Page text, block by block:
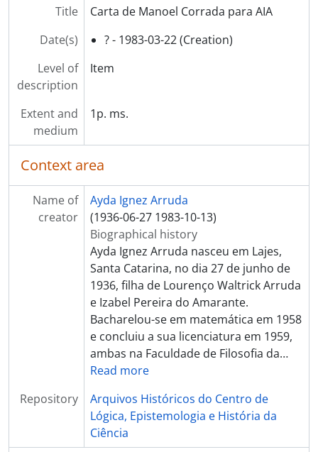
Title
Carta de Manoel Corrada para AIA
Date(s)
? - 1983-03-22 (Creation)
Level of
description
Item
Extent and
medium
1p. ms.
Context area
Name of
creator
Ayda Ignez Arruda
(1936-06-27 1983-10-13)
Biographical history
Ayda Ignez Arruda nasceu em Lajes,
Santa Catarina, no dia 27 de junho de
1936, filha de Lourenço Waltrick Arruda
e Izabel Pereira do Amarante.
Bacharelou-se em matemática em 1958
e concluiu a sua licenciatura em 1959,
ambas na Faculdade de Filosofia da…
Read more
Repository
Arquivos Históricos do Centro de
Lógica, Epistemologia e História da
Ciência